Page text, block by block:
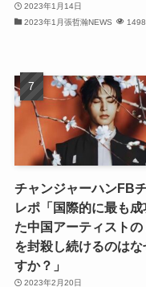
2023年1月14日
2023年1月張哲瀚NEWS
チャンジャーハンFB
レポ「国際的に最も成
た中国アーティストの
を封殺し続けるのはな
すか？」
2023年2月20日